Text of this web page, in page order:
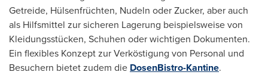
Getreide, Hülsenfrüchten, Nudeln oder Zucker, aber auch
als Hilfsmittel zur sicheren Lagerung beispiels­weise von
Kleidungsstücken, Schuhen oder wichtigen Dokumenten.
Ein flexibles Konzept zur Verköstigung von Personal und
Besuchern bietet zudem die DosenBistro-Kantine.